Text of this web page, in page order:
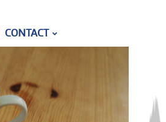
CONTACT